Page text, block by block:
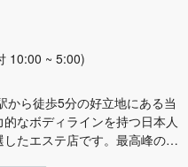
10:00 ~ 5:00)
から徒歩5分の好立地にある当
なボディラインを持つ日本人
たエステ店です。最高峰のホ